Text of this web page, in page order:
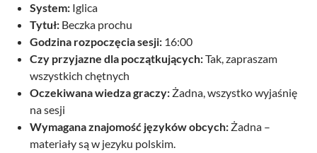
System: Iglica
Tytuł: Beczka prochu
Godzina rozpoczęcia sesji: 16:00
Czy przyjazne dla początkujących:Tak, zapraszam
wszystkich chętnych
Oczekiwana wiedza graczy: Żadna, wszystko wyjaśnię
na sesji
Wymagana znajomość języków obcych: Żadna –
materiały są w jezyku polskim.